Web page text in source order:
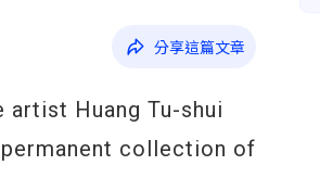
分享這篇文章
Huang Tu-shui
collection of